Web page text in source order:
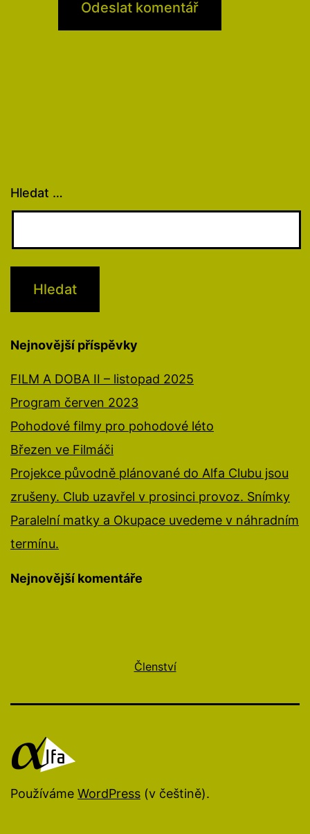
Hledat …
Nejnovější příspěvky
FILM A DOBA II – listopad 2025
Program červen 2023
Pohodové filmy pro pohodové léto
Březen ve Filmáči
Projekce původně plánované do Alfa Clubu jsou
zrušeny. Club uzavřel v prosinci provoz. Snímky
Paralelní matky a Okupace uvedeme v náhradním
termínu.
Nejnovější komentáře
Členství
Používáme WordPress (v češtině).